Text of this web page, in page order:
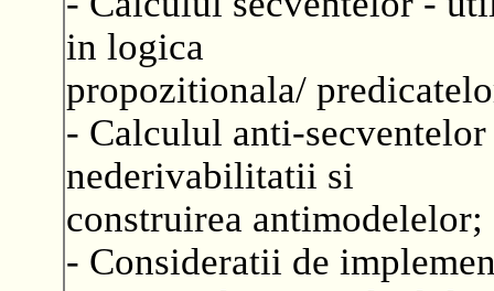
in logica
propozitionala/
- Calculul anti-
nederivabilitatii si
construirea antimodelelor;
- Consideratii de